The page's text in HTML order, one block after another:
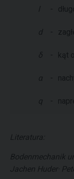
l -
d -
δ - kąt
α -
q -
Literatura:
Bodenmechanik
Jachen Huder·